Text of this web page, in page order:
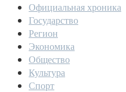
Официальная хроника
Государство
Регион
Экономика
Общество
Культура
Спорт